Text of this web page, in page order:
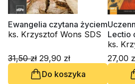
Ewangelia czytana życiem
ks. Krzysztof Wons SDS
31,50 zł 29,90 zł
Do koszyka
Lectio
ks.
27,00